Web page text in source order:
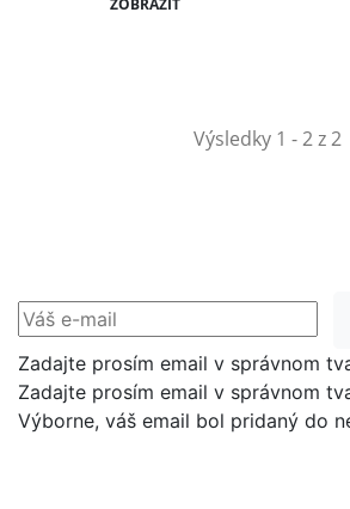
ZOBRAZIŤ
Výsledky 1 - 2 z 2
Zadajte prosím email v správnom
Zadajte prosím email v správnom
Výborne, váš email bol pridaný do